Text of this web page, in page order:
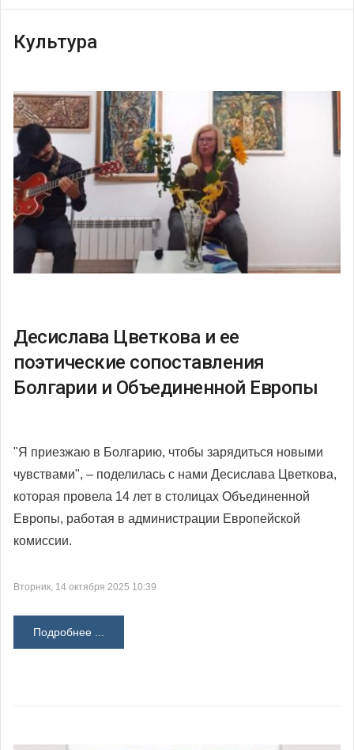
Культура
Десислава Цветкова и ее
поэтические сопоставления
Болгарии и Объединенной Европы
"Я приезжаю в Болгарию, чтобы зарядиться новыми
чувствами", – поделилась с нами Десислава Цветкова,
которая провела 14 лет в столицах Объединенной
Европы, работая в администрации Европейской
комиссии.
Вторник, 14 октября 2025 10:39
Подробнее ...